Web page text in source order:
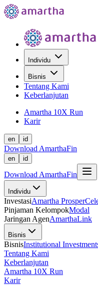
Individu
Bisnis
Tentang Kami
Keberlanjutan
Amartha 10X Run
Karir
en id
Download AmarthaFin
en id
Download AmarthaFin
Individu
InvestasiAmartha Prosper
Pinjaman KelompokModal
Jaringan AgenAmarthaLink
Bisnis
BisnisInstitutional
Tentang Kami
Keberlanjutan
Amartha 10X Run
Karir